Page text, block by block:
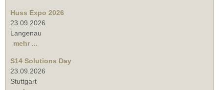
Huss Expo 2026
23.09.2026
Langenau
mehr ...
S14 Solutions Day
23.09.2026
Stuttgart